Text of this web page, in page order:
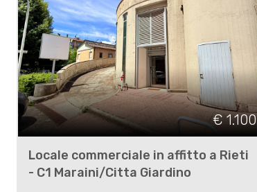
€ 1.100
Locale commerciale in affitto a Rieti
- C1 Maraini/Citta Giardino